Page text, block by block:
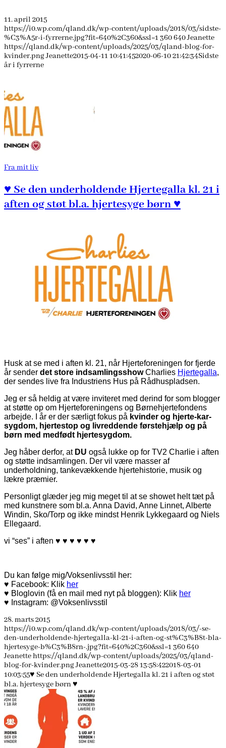
11. april 2015
https://i0.wp.com/qland.dk/wp-content/uploads/2018/03/sidste-
%C3%A5r-i-fyrrerne.jpg?fit=640%2C360&ssl=1 360640Jeanette
https://qland.dk/wp-content/uploads/2025/03/qland-blog-for-
kvinder.pngJeanette2015-04-11 10:41:452020-06-10 21:42:34Sidste
år i fyrrerne
Fra mit liv
♥ Se den underholdende Hjertegalla kl. 21 i
aften og støt bl.a. hjertesyge børn ♥
Husk at se med i aften kl. 21, når Hjerteforeningen for fjerde
år sender det store indsamlingsshowCharlies Hjertegalla,
der sendes live fra Industriens Hus på Rådhuspladsen.
Jeg er så heldig at være inviteret med derind for som blogger
at støtte op om Hjerteforeningens og Børnehjertefondens
arbejde. I år er der særligt fokus på kvinder og hjerte-kar-
sygdom, hjertestop og livreddende førstehjælp og på
børn med medfødt hjertesygdom.
Jeg håber derfor, at DU også lukke op for TV2 Charlie i aften
og støtte indsamlingen. Der vil være masser af
underholdning, tankevækkende hjertehistorie, musik og
lækre præmier.
Personligt glæder jeg mig meget til at se showet helt tæt på
med kunstnere som bl.a. Anna David, Anne Linnet, Alberte
Windin, Sko/Torp og ikke mindst Henrik Lykkegaard og Niels
Ellegaard.
vi “ses” i aften ♥ ♥ ♥ ♥ ♥ ♥
Du kan følge mig/Voksenlivsstil her:
♥ Facebook: Klik her
♥ Bloglovin (få en mail med nyt på bloggen): Klik her
♥ Instagram: @Voksenlivsstil
28. marts 2015
https://i0.wp.com/qland.dk/wp-content/uploads/2018/03/-se-
den-underholdende-hjertegalla-kl-21-i-aften-og-st%C3%B8t-bla-
hjertesyge-b%C3%B8rn-.jpg?fit=640%2C360&ssl=1 360640
Jeanettehttps://qland.dk/wp-content/uploads/2025/03/qland-
blog-for-kvinder.pngJeanette2015-03-28 13:58:422018-03-01
10:03:55♥ Se den underholdende Hjertegalla kl. 21 i aften og støt
bl.a. hjertesyge børn ♥